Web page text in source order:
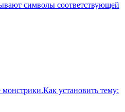
символы соответствующей
установить тему: